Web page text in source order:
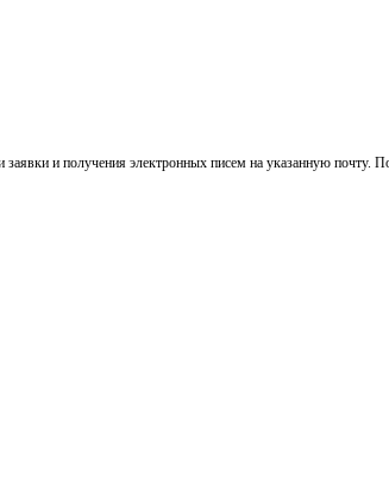
и получения электронных писем на указанную почту.